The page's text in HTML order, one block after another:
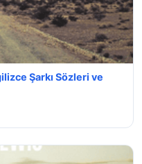
Şarkı Sözleri ve